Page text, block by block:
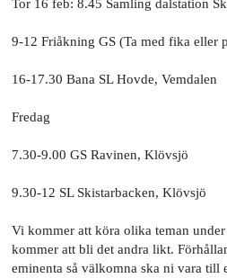
Tor 16 feb: 8.45 Samling dalstation
9-12 Friåkning GS (Ta med fika eller
16-17.30 Bana SL Hovde, Vemdalen
Fredag
7.30-9.00 GS Ravinen, Klövsjö
9.30-12 SL Skistarbacken, Klövsjö
Vi kommer att köra olika teman
kommer att bli det andra likt.
eminenta så välkomna ska ni vara till